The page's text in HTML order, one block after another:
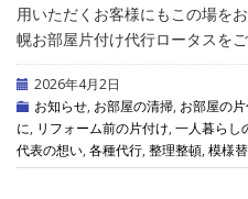
用いただくお客様にもこの場を
幌お部屋片付け代行ロータスを
2026年4月2日
お知らせ, お部屋の清掃, お部屋の
に, リフォーム前の片付け, 一人暮らし
代表の想い, 各種代行, 整理整頓, 模様